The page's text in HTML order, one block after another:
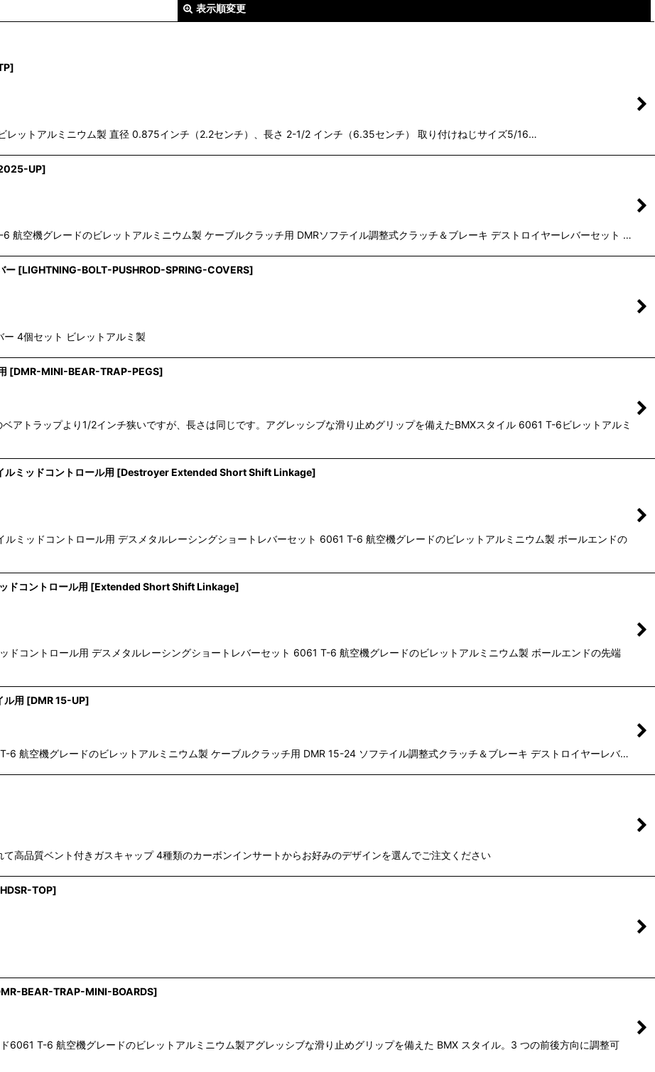
表示順変更
]
レットアルミニウム製 直径 0.875インチ（2.2センチ）、長さ 2-1/2 インチ（6.35センチ） 取り付けねじサイズ5/16…
UP]
航空機グレードのビレットアルミニウム製 ケーブルクラッチ用 DMRソフテイル調整式クラッチ＆ブレーキ デストロイヤーレバーセット …
ー [LIGHTNING-BOLT-PUSHROD-SPRING-COVERS]
4個セット ビレットアルミ製
[DMR-MINI-BEAR-TRAP-PEGS]
アトラップより1/2インチ狭いですが、長さは同じです。アグレッシブな滑り止めグリップを備えたBMXスタイル 6061 T-6ビレットアルミ
ルミッドコントロール用 [Destroyer Extended Short Shift Linkage]
ミッドコントロール用 デスメタルレーシングショートレバーセット 6061 T-6 航空機グレードのビレットアルミニウム製 ボールエンドの
ドコントロール用 [Extended Short Shift Linkage]
ドコントロール用 デスメタルレーシングショートレバーセット 6061 T-6 航空機グレードのビレットアルミニウム製 ボールエンドの先端
ル用 [DMR 15-UP]
6 航空機グレードのビレットアルミニウム製 ケーブルクラッチ用 DMR 15-24 ソフテイル調整式クラッチ＆ブレーキ デストロイヤーレバ…
高品質ベント付きガスキャップ 4種類のカーボンインサートからお好みのデザインを選んでご注文ください
HDSR-TOP]
BEAR-TRAP-MINI-BOARDS]
6061 T-6 航空機グレードのビレットアルミニウム製アグレッシブな滑り止めグリップを備えた BMX スタイル。3 つの前後方向に調整可